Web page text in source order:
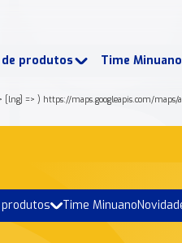
de produtos Time Minuano
[lng] => ) https://maps.googleapis.com/
produtos Time Minuano